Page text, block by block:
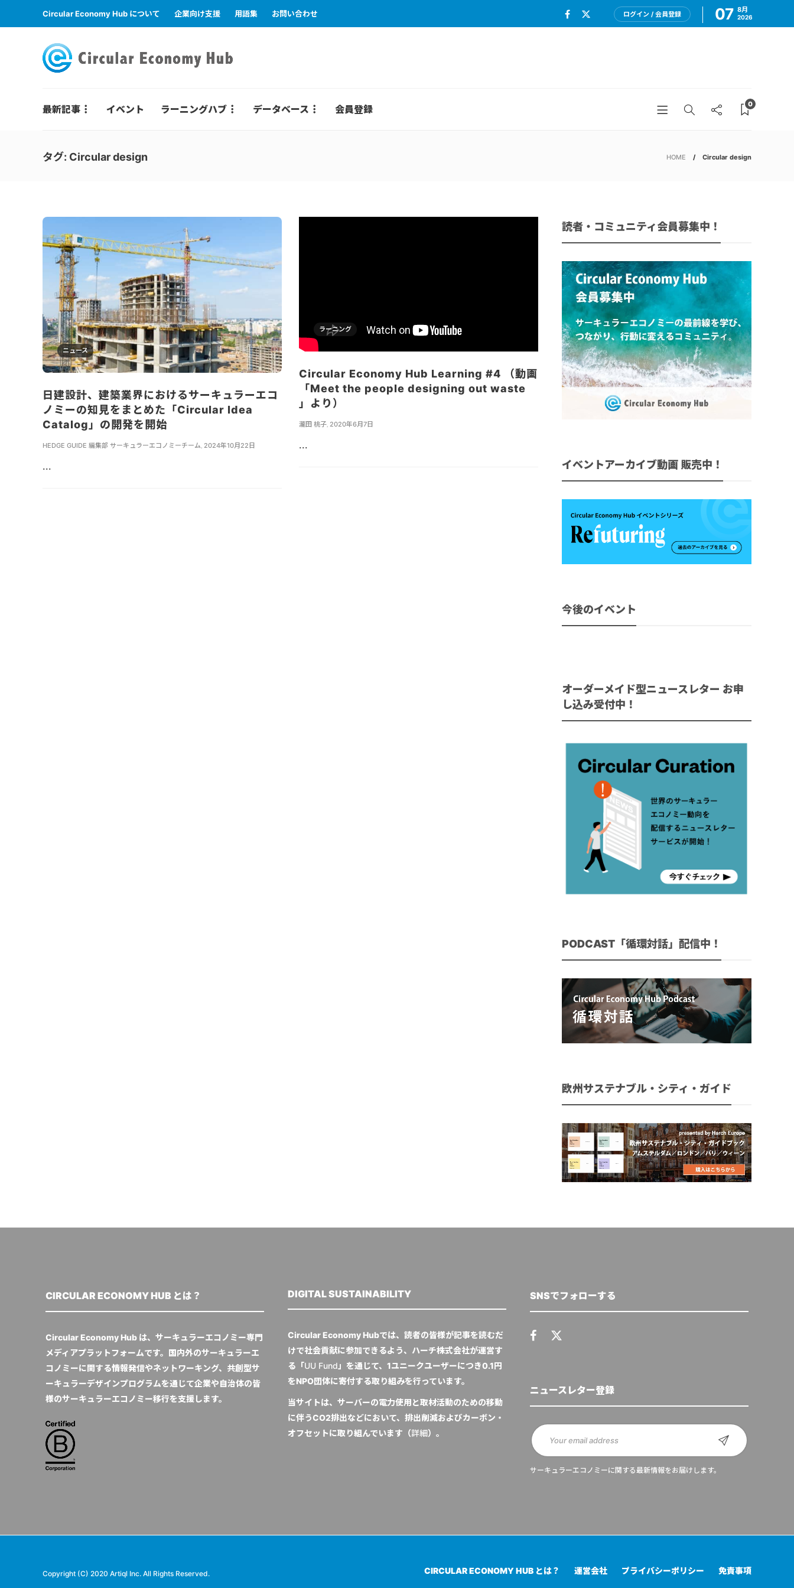
Circular Economy Hub について 企業向け支援 用語集 お問い合わせ ログイン / 会員登録 07 8月
2026
最新記事 イベント ラーニングハブ データベース 会員登録 0
タグ: Circular design HOME Circular design
ニュース
日建設計、建築業界におけるサーキュラーエコ
ノミーの知見をまとめた「Circular Idea
Catalog」の開発を開始
HEDGE GUIDE 編集部 サーキュラーエコノミーチーム, 2024年10月22日
...
ラーニング
Circular Economy Hub Learning #4 （動画
「Meet the people designing out waste
」より）
瀧田 桃子 2020年6月7日
...
読者・コミュニティ会員募集中！
イベントアーカイブ動画 販売中！
今後のイベント
オーダーメイド型ニュースレター お申
し込み受付中！
PODCAST「循環対話」配信中！
欧州サステナブル・シティ・ガイド
CIRCULAR ECONOMY HUB とは？
Circular Economy Hub は、サーキュラーエコノミー専門
メディアプラットフォームです。国内外のサーキュラーエ
コノミーに関する情報発信やネットワーキング、共創型サ
ーキュラーデザインプログラムを通じて企業や自治体の皆
様のサーキュラーエコノミー移行を支援します。
DIGITAL SUSTAINABILITY
Circular Economy Hubでは、読者の皆様が記事を読むだ
けで社会貢献に参加できるよう、ハーチ株式会社が運営す
る「UU Fund」を通じて、1ユニークユーザーにつき0.1円
をNPO団体に寄付する取り組みを行っています。
当サイトは、サーバーの電力使用と取材活動のための移動
に伴うCO2排出などにおいて、排出削減およびカーボン・
オフセットに取り組んでいます（詳細）。
SNSでフォローする
ニュースレター登録
サーキュラーエコノミーに関する最新情報をお届けします。
Copyright (C) 2020 Artiql Inc. All Rights Reserved. CIRCULAR ECONOMY HUB とは？ 運営会社 プライバシーポリシー 免責事項